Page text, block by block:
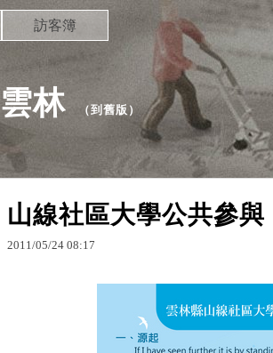
林 （到舊版 ）
訪客簿
山線社區大學公共參與
2011/05/24 08:17